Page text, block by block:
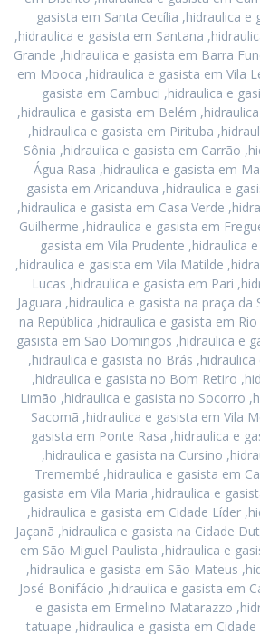
gasista em Santa Cecília ,hidraulica
,hidraulica e gasista em Santana
Grande ,hidraulica e gasista em Barra
em Mooca ,hidraulica e gasista em Vila
gasista em Cambuci ,hidraulica e
,hidraulica e gasista em Belém
,hidraulica e gasista em Pirituba
Sônia ,hidraulica e gasista em Carrão
Água Rasa ,hidraulica e gasista em
gasista em Aricanduva ,hidraulica e
,hidraulica e gasista em Casa Verde
Guilherme ,hidraulica e gasista em
gasista em Vila Prudente ,hidraulica
,hidraulica e gasista em Vila Matilde
Lucas ,hidraulica e gasista em Pari
Jaguara ,hidraulica e gasista na praça da
na República ,hidraulica e gasista em
gasista em São Domingos ,hidraulica e
,hidraulica e gasista no Brás ,hidraulica
,hidraulica e gasista no Bom Retiro
Limão ,hidraulica e gasista no Socorro
Sacomã ,hidraulica e gasista em Vila
gasista em Ponte Rasa ,hidraulica e
,hidraulica e gasista na Cursino
Tremembé ,hidraulica e gasista em
gasista em Vila Maria ,hidraulica e
,hidraulica e gasista em Cidade Líder
Jaçanã ,hidraulica e gasista na Cidade
em São Miguel Paulista ,hidraulica e
,hidraulica e gasista em São Mateus
José Bonifácio ,hidraulica e gasista em
e gasista em Ermelino Matarazzo
tatuape ,hidraulica e gasista em